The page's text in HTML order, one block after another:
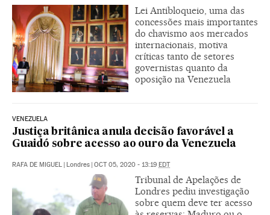
Lei Antibloqueio, uma das
concessões mais importantes
do chavismo aos mercados
internacionais, motiva
críticas tanto de setores
governistas quanto da
oposição na Venezuela
VENEZUELA
Justiça britânica anula decisão favorável a
Guaidó sobre acesso ao ouro da Venezuela
RAFA DE MIGUEL | Londres | OCT 05, 2020 - 13:19 EDT
Tribunal de Apelações de
Londres pediu investigação
sobre quem deve ter acesso